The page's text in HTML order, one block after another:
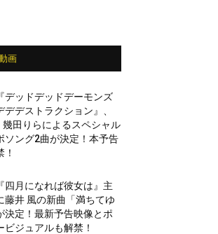
画
デッドデッドデーモンズ
デデストラクション』、
幾田りらによるスペシャル
ソング2曲が決定！本予告
！
四月になれば彼女は』主
藤井 風の新曲「満ちてゆ
決定！最新予告映像とポ
ビジュアルも解禁！